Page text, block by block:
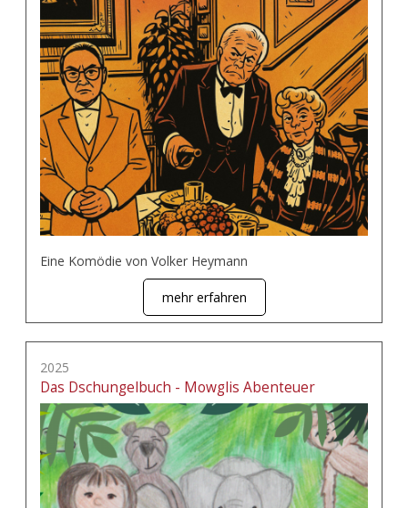
Eine Komödie von Volker Heymann
mehr erfahren
2025
Das Dschungelbuch - Mowglis Abenteuer